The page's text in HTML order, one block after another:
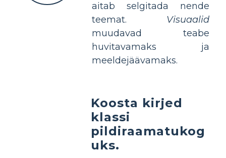
aitab selgitada nende
teemat. Visuaalid
muudavad teabe
huvitavamaks ja
meeldejäävamaks.
Koosta kirjed
klassi
pildiraamatukog
uks.